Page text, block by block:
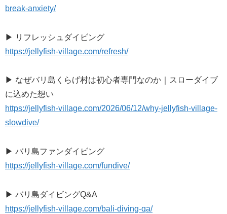
break-anxiety/
▶ リフレッシュダイビング
https://jellyfish-village.com/refresh/
▶ なぜバリ島くらげ村は初心者専門なのか｜スローダイブ
に込めた想い
https://jellyfish-village.com/2026/06/12/why-jellyfish-village-
slowdive/
▶ バリ島ファンダイビング
https://jellyfish-village.com/fundive/
▶ バリ島ダイビングQ&A
https://jellyfish-village.com/bali-diving-qa/